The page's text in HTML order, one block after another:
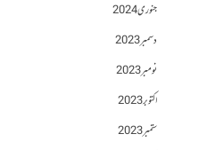
جنوری 2024
دسمبر 2023
نومبر 2023
اکتوبر 2023
ستمبر 2023